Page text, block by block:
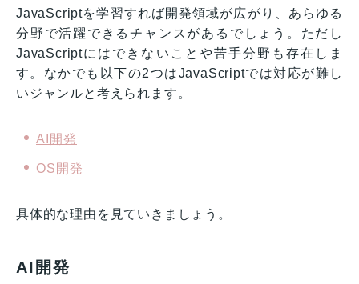
JavaScriptを学習すれば開発領域が広がり、あらゆる
分野で活躍できるチャンスがあるでしょう。ただし
JavaScriptにはできないことや苦手分野も存在しま
す。なかでも以下の2つはJavaScriptでは対応が難し
いジャンルと考えられます。
AI開発
OS開発
具体的な理由を見ていきましょう。
AI開発